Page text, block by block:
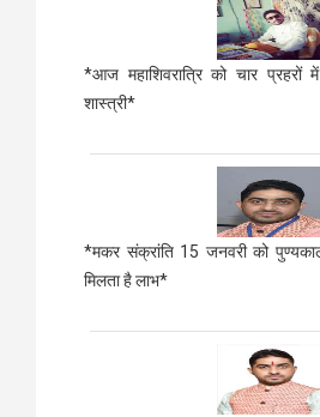
*आज महाशिवरात्रि को चार प्रहरों
शास्त्री*
*मकर संक्रांति 15 जनवरी को
मिलता है लाभ*